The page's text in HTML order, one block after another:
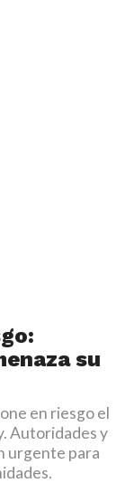
su
en riesgo el
Autoridades y
urgente para